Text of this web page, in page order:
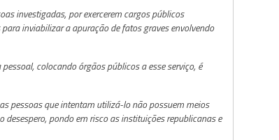
investigadas, por exercerem cargos públicos
inviabilizar a apuração de fatos graves envolvendo
colocando órgãos públicos a esse serviço, é
pessoas que intentam utilizá-lo não possuem meios
pondo em risco as instituições republicanas e